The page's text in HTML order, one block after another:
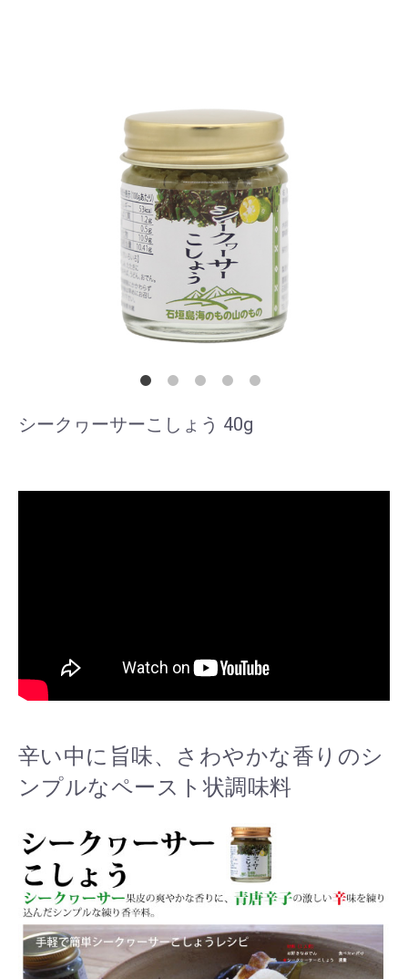
シークヮーサーこしょう 40g
辛い中に旨味、さわやかな香りのシ
ンプルなペースト状調味料